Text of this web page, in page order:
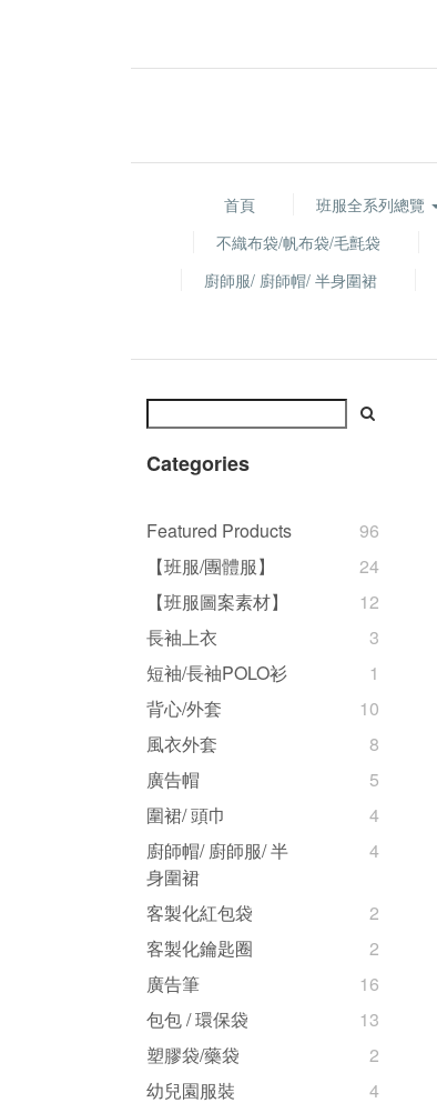
首頁 班服全系列總覽
不織布袋/帆布袋/毛氈袋
廚師服/ 廚師帽/ 半身圍裙
Categories
Featured Products
96
【班服/團體服】
24
【班服圖案素材】
12
長袖上衣
3
短袖/長袖POLO衫
1
背心/外套
10
風衣外套
8
廣告帽
5
圍裙/ 頭巾
4
廚師帽/ 廚師服/ 半
身圍裙
4
客製化紅包袋
2
客製化鑰匙圈
2
廣告筆
16
包包 / 環保袋
13
塑膠袋/藥袋
2
幼兒園服裝
4